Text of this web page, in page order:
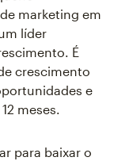
marketing em
líder
É
crescimento
e
meses.
para baixar o